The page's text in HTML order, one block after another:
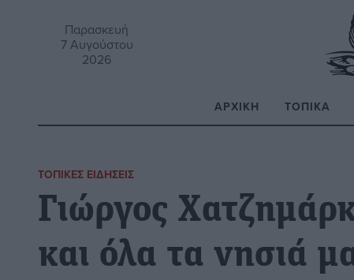
Παρασκευή
7 Αυγούστου
2026
ΑΡΧΙΚΉ ΤΟΠΙΚΆ
ΤΟΠΙΚΈΣ ΕΙΔΉΣΕΙΣ
Γιώργος
και όλα τα νησιά